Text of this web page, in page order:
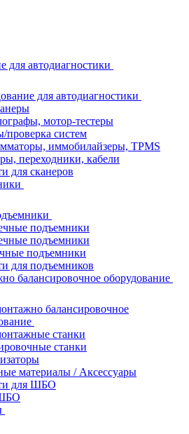
для автодиагностики
для автодиагностики
мотор-тестеры
проверка систем
иммобилайзеры, TPMS
переходники, кабели
для сканеров
подъемники
подъемники
подъемники
для подъемников
балансировочное оборудование
балансировочное
станки
станки
материалы / Аксессуары
для ШБО